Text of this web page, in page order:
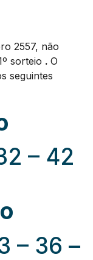
2557, não
sorteio . O
seguintes
– 42
– 36 –